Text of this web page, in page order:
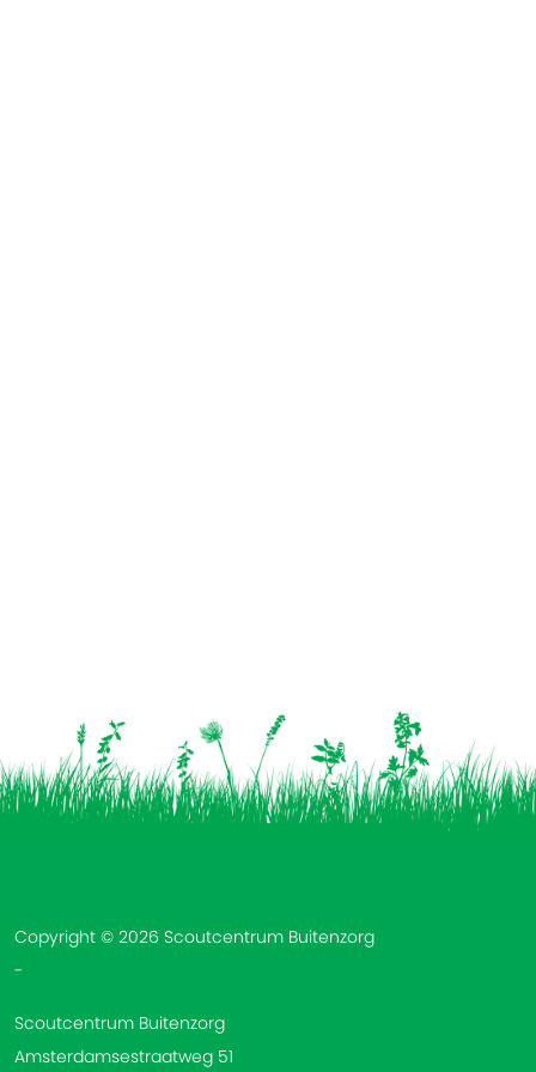
Copyright © 2026 Scoutcentrum Buitenzorg
-
Scoutcentrum Buitenzorg
Amsterdamsestraatweg 51